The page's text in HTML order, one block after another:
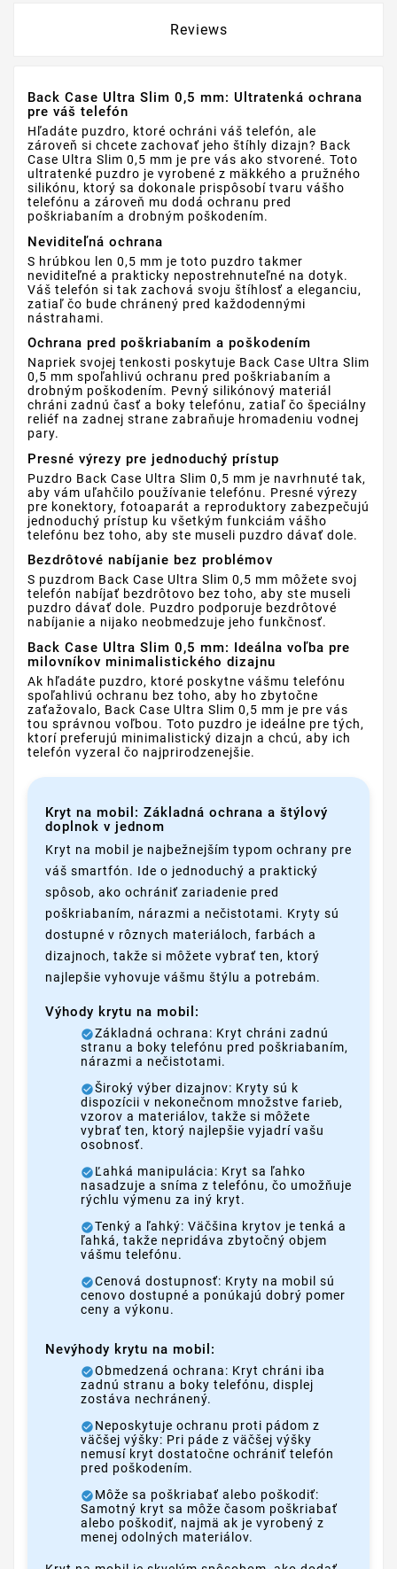
Reviews
Back Case Ultra Slim 0,5 mm: Ultratenká ochrana
pre váš telefón
Hľadáte puzdro, ktoré ochráni váš telefón, ale
zároveň si chcete zachovať jeho štíhly dizajn? Back
Case Ultra Slim 0,5 mm je pre vás ako stvorené. Toto
ultratenké puzdro je vyrobené z mäkkého a pružného
silikónu, ktorý sa dokonale prispôsobí tvaru vášho
telefónu a zároveň mu dodá ochranu pred
poškriabaním a drobným poškodením.
Neviditeľná ochrana
S hrúbkou len 0,5 mm je toto puzdro takmer
neviditeľné a prakticky nepostrehnuteľné na dotyk.
Váš telefón si tak zachová svoju štíhlosť a eleganciu,
zatiaľ čo bude chránený pred každodennými
nástrahami.
Ochrana pred poškriabaním a poškodením
Napriek svojej tenkosti poskytuje Back Case Ultra Slim
0,5 mm spoľahlivú ochranu pred poškriabaním a
drobným poškodením. Pevný silikónový materiál
chráni zadnú časť a boky telefónu, zatiaľ čo špeciálny
reliéf na zadnej strane zabraňuje hromadeniu vodnej
pary.
Presné výrezy pre jednoduchý prístup
Puzdro Back Case Ultra Slim 0,5 mm je navrhnuté tak,
aby vám uľahčilo používanie telefónu. Presné výrezy
pre konektory, fotoaparát a reproduktory zabezpečujú
jednoduchý prístup ku všetkým funkciám vášho
telefónu bez toho, aby ste museli puzdro dávať dole.
Bezdrôtové nabíjanie bez problémov
S puzdrom Back Case Ultra Slim 0,5 mm môžete svoj
telefón nabíjať bezdrôtovo bez toho, aby ste museli
puzdro dávať dole. Puzdro podporuje bezdrôtové
nabíjanie a nijako neobmedzuje jeho funkčnosť.
Back Case Ultra Slim 0,5 mm: Ideálna voľba pre
milovníkov minimalistického dizajnu
Ak hľadáte puzdro, ktoré poskytne vášmu telefónu
spoľahlivú ochranu bez toho, aby ho zbytočne
zaťažovalo, Back Case Ultra Slim 0,5 mm je pre vás
tou správnou voľbou. Toto puzdro je ideálne pre tých,
ktorí preferujú minimalistický dizajn a chcú, aby ich
telefón vyzeral čo najprirodzenejšie.
Kryt na mobil: Základná ochrana a štýlový
doplnok v jednom
Kryt na mobil je najbežnejším typom ochrany pre
váš smartfón. Ide o jednoduchý a praktický
spôsob, ako ochrániť zariadenie pred
poškriabaním, nárazmi a nečistotami. Kryty sú
dostupné v rôznych materiáloch, farbách a
dizajnoch, takže si môžete vybrať ten, ktorý
najlepšie vyhovuje vášmu štýlu a potrebám.
Výhody krytu na mobil:
Základná ochrana: Kryt chráni zadnú
stranu a boky telefónu pred poškriabaním,
nárazmi a nečistotami.
Široký výber dizajnov: Kryty sú k
dispozícii v nekonečnom množstve farieb,
vzorov a materiálov, takže si môžete
vybrať ten, ktorý najlepšie vyjadrí vašu
osobnosť.
Ľahká manipulácia: Kryt sa ľahko
nasadzuje a sníma z telefónu, čo umožňuje
rýchlu výmenu za iný kryt.
Tenký a ľahký: Väčšina krytov je tenká a
ľahká, takže nepridáva zbytočný objem
vášmu telefónu.
Cenová dostupnosť: Kryty na mobil sú
cenovo dostupné a ponúkajú dobrý pomer
ceny a výkonu.
Nevýhody krytu na mobil:
Obmedzená ochrana: Kryt chráni iba
zadnú stranu a boky telefónu, displej
zostáva nechránený.
Neposkytuje ochranu proti pádom z
väčšej výšky: Pri páde z väčšej výšky
nemusí kryt dostatočne ochrániť telefón
pred poškodením.
Môže sa poškriabať alebo poškodiť:
Samotný kryt sa môže časom poškriabať
alebo poškodiť, najmä ak je vyrobený z
menej odolných materiálov.